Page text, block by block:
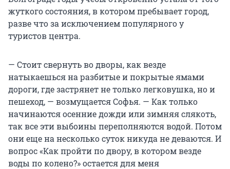
жуткого состояния, в котором пребывает город,
разве что за исключением популярного у
туристов центра.
— Стоит свернуть во дворы, как везде
натыкаешься на разбитые и покрытые ямами
дороги, где застрянет не только легковушка, но и
пешеход, — возмущается Софья. — Как только
начинаются осенние дожди или зимняя слякоть,
так все эти выбоины переполняются водой. Потом
они еще на несколько суток никуда не деваются. И
вопрос «Как пройти по двору, в котором везде
воды по колено?» остается для меня